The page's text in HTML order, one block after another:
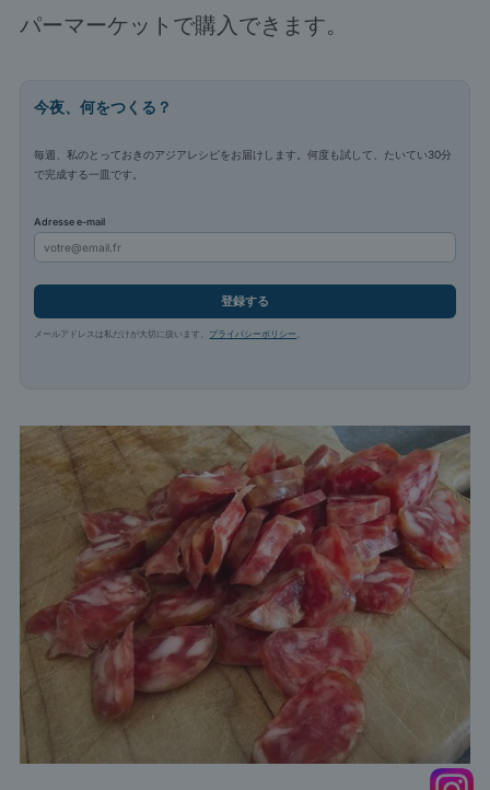
パーマーケットで購入できます。
今夜、何をつくる？
毎週、私のとっておきのアジアレシピをお届けします。何度も試して、たいてい30分
で完成する一皿です。
Adresse e-mail
登録する
メールアドレスは私だけが大切に扱います。 プライバシーポリシー